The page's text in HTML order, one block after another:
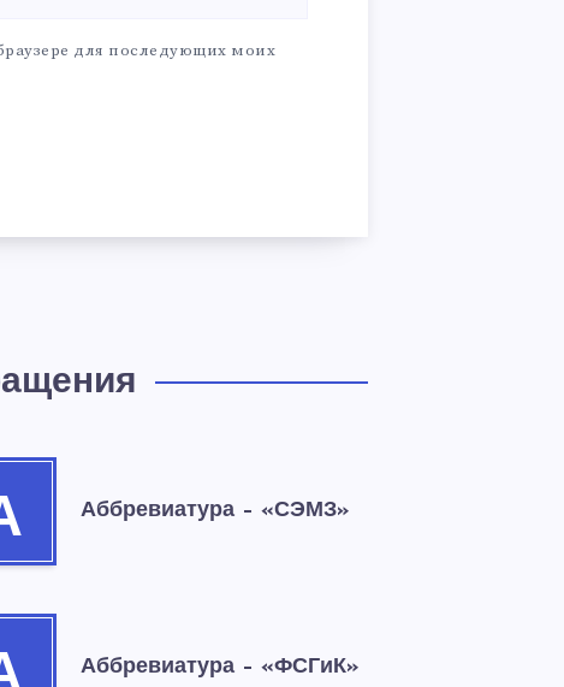
для последующих моих
Аббревиатура – «СЭМЗ»
Аббревиатура – «ФСГиК»